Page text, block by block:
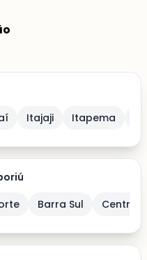
Itajaji Itapema
Barra Sul Centro